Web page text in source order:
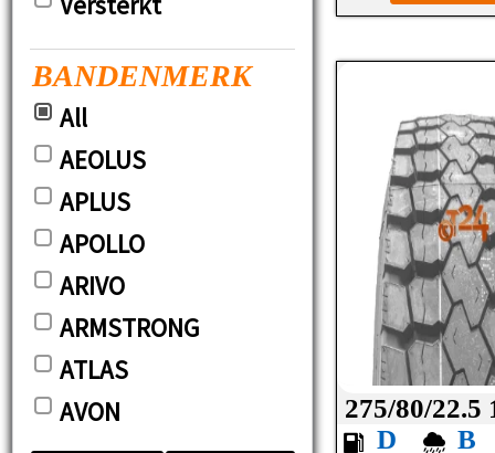
BANDENMERK
All
AEOLUS
APLUS
APOLLO
ARIVO
ARMSTRONG
ATLAS
AVON
275/80/22.5
D
B